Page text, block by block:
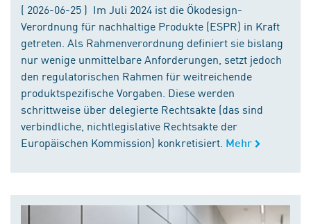
( 2026-06-25 ) Im Juli 2024 ist die Ökodesign-
Verordnung für nachhaltige Produkte (ESPR) in Kraft
getreten. Als Rahmenverordnung definiert sie bislang
nur wenige unmittelbare Anforderungen, setzt jedoch
den regulatorischen Rahmen für weitreichende
produktspezifische Vorgaben. Diese werden
schrittweise über delegierte Rechtsakte (das sind
verbindliche, nichtlegislative Rechtsakte der
Europäischen Kommission) konkretisiert. Mehr